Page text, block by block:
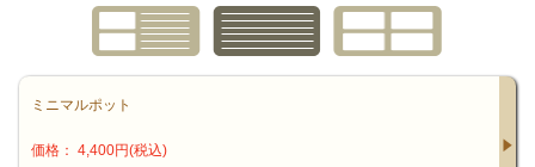
ミニマルポット
価格： 4,400円(税込)